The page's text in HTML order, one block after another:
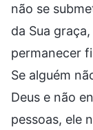
não se
da Sua
permanecer
Se alguém
Deus e não
pessoas, ele